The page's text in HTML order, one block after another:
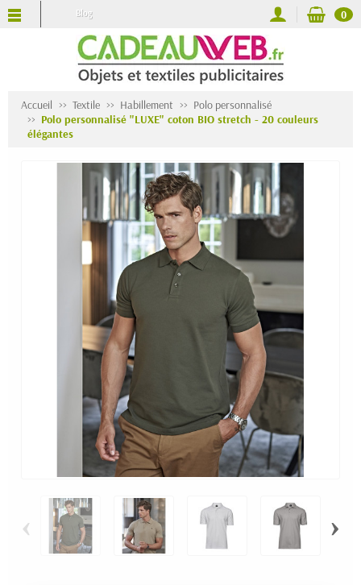
Blog 0
Accueil Textile Habillement
Polo personnalisé
Polo personnalisé "LUXE" coton BIO stretch - 20 couleurs
élégantes
‹ ›